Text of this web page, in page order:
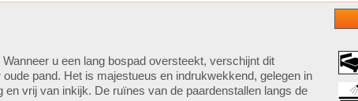
u een lang bospad oversteekt, verschijnt dit
pand. Het is majestueus en indrukwekkend, gelegen in
en vrij van inkijk. De ruïnes van de paardenstallen langs de